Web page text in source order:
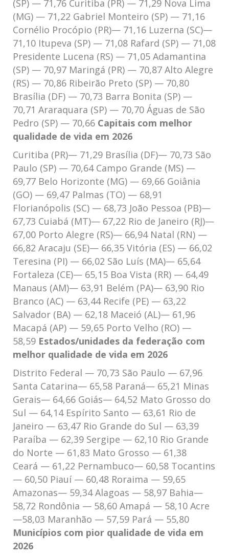
(SP) — 71,76 Curitiba (PR) — 71,29 Nova Lima
(MG) — 71,22 Gabriel Monteiro (SP) — 71,16
Cornélio Procópio (PR)— 71,16 Luzerna (SC)—
71,10 Itupeva (SP) — 71,08 Rafard (SP) — 71,08
Presidente Lucena (RS) — 71,05 Adamantina
(SP) — 70,97 Maringá (PR) — 70,87 Alto Alegre
(RS) — 70,86 Ribeirão Preto (SP) — 70,80
Brasília (DF) — 70,73 Barra Bonita (SP) —
70,71 Araraquara (SP) — 70,70 Águas de São
Pedro (SP) — 70,66 Capitais com melhor
qualidade de vida em 2026
Curitiba (PR)— 71,29 Brasília (DF)— 70,73 São
Paulo (SP) — 70,64 Campo Grande (MS) —
69,77 Belo Horizonte (MG) — 69,66 Goiânia
(GO) — 69,47 Palmas (TO) — 68,91
Florianópolis (SC) — 68,73 João Pessoa (PB)—
67,73 Cuiabá (MT)— 67,22 Rio de Janeiro (RJ)—
67,00 Porto Alegre (RS)— 66,94 Natal (RN) —
66,82 Aracaju (SE)— 66,35 Vitória (ES) — 66,02
Teresina (PI) — 66,02 São Luís (MA)— 65,64
Fortaleza (CE)— 65,15 Boa Vista (RR) — 64,49
Manaus (AM)— 63,91 Belém (PA)— 63,90 Rio
Branco (AC) — 63,44 Recife (PE) — 63,22
Salvador (BA) — 62,18 Maceió (AL)— 61,96
Macapá (AP) — 59,65 Porto Velho (RO) —
58,59 Estados/unidades da federação com
melhor qualidade de vida em 2026
Distrito Federal — 70,73 São Paulo — 67,96
Santa Catarina— 65,58 Paraná— 65,21 Minas
Gerais— 64,66 Goiás— 64,52 Mato Grosso do
Sul — 64,14 Espírito Santo — 63,61 Rio de
Janeiro — 63,47 Rio Grande do Sul — 63,39
Paraíba — 62,39 Sergipe — 62,10 Rio Grande
do Norte — 61,83 Mato Grosso — 61,38
Ceará — 61,22 Pernambuco— 60,58 Tocantins
— 60,50 Piauí — 60,48 Roraima — 59,65
Amazonas— 59,34 Alagoas — 58,97 Bahia—
58,72 Rondônia — 58,60 Amapá — 58,10 Acre
—58,03 Maranhão — 57,59 Pará — 55,80
Municípios com pior qualidade de vida em
2026